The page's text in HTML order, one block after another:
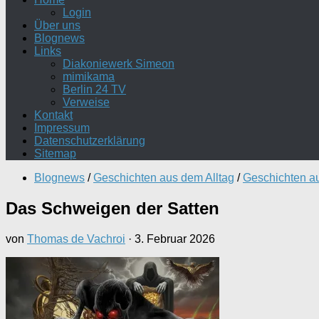
Login
Über uns
Blognews
Links
Diakoniewerk Simeon
mimikama
Berlin 24 TV
Verweise
Kontakt
Impressum
Datenschutzerklärung
Sitemap
Blognews / Geschichten aus dem Alltag / Geschichten
Das Schweigen der Satten
von Thomas de Vachroi · 3. Februar 2026